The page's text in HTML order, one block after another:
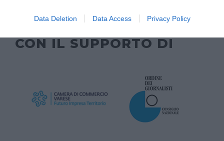
Data Deletion Data Access Privacy Policy
CON IL SUPPORTO DI